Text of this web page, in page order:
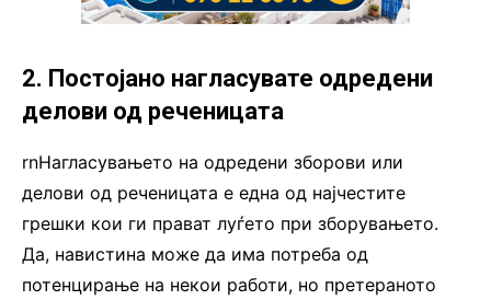
2. Постојано нагласувате одредени
делови од реченицата
rnНагласувањето на одредени зборови или
делови од реченицата е една од најчестите
грешки кои ги прават луѓето при зборувањето.
Да, навистина може да има потреба од
потенцирање на некои работи, но претераното